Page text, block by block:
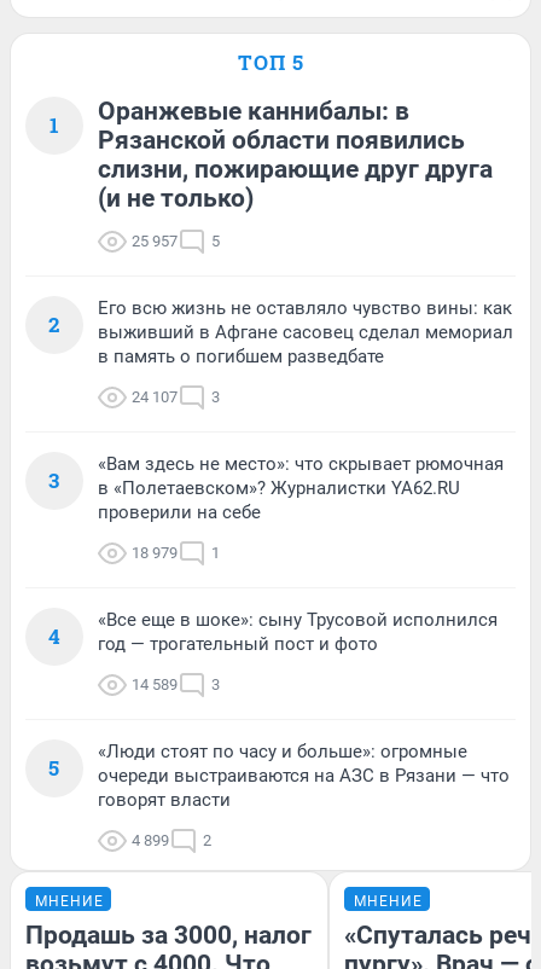
ТОП 5
1
Оранжевые каннибалы: в
Рязанской области появились
слизни, пожирающие друг друга
(и не только)
25 957 5
2
Его всю жизнь не оставляло чувство вины: как
выживший в Афгане сасовец сделал мемориал
в память о погибшем разведбате
24 107 3
3
«Вам здесь не место»: что скрывает рюмочная
в «Полетаевском»? Журналистки YA62.RU
проверили на себе
18 979 1
4
«Все еще в шоке»: сыну Трусовой исполнился
год — трогательный пост и фото
14 589 3
5
«Люди стоят по часу и больше»: огромные
очереди выстраиваются на АЗС в Рязани — что
говорят власти
4 899 2
МНЕНИЕ
Продашь за 3000, налог
МНЕНИЕ
«Спуталась